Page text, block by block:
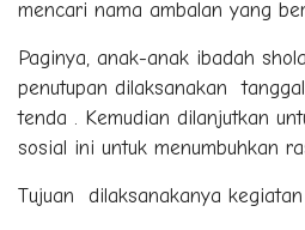
mencari nama ambalan yang
Paginya, anak-anak ibadah
penutupan dilaksanakan
tenda . Kemudian dilanjutkan
sosial ini untuk menumbuhkan
Tujuan dilaksanakanya